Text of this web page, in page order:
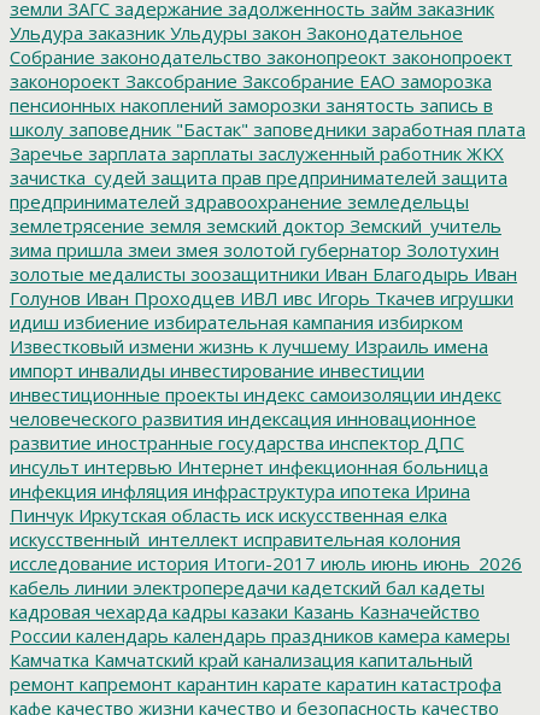
земли ЗАГС задержание задолженность займ заказник
Ульдура заказник Ульдуры закон Законодательное
Собрание законодательство законопреокт законопроект
законороект Заксобрание Заксобрание ЕАО заморозка
пенсионных накоплений заморозки занятость запись в
школу заповедник "Бастак" заповедники заработная плата
Заречье зарплата зарплаты заслуженный работник ЖКХ
зачистка_судей защита прав предпринимателей защита
предпринимателей здравоохранение земледельцы
землетрясение земля земский доктор Земский_учитель
зима пришла змеи змея золотой губернатор Золотухин
золотые медалисты зоозащитники Иван Благодырь Иван
Голунов Иван Проходцев ИВЛ ивс Игорь Ткачев игрушки
идиш избиение избирательная кампания избирком
Известковый измени жизнь к лучшему Израиль имена
импорт инвалиды инвестирование инвестиции
инвестиционные проекты индекс самоизоляции индекс
человеческого развития индексация инновационное
развитие иностранные государства инспектор ДПС
инсульт интервью Интернет инфекционная больница
инфекция инфляция инфраструктура ипотека Ирина
Пинчук Иркутская область иск искусственная елка
искусственный_интеллект исправительная колония
исследование история Итоги-2017 июль июнь июнь_2026
кабель линии электропередачи кадетский бал кадеты
кадровая чехарда кадры казаки Казань Казначейство
России календарь календарь праздников камера камеры
Камчатка Камчатский край канализация капитальный
ремонт капремонт карантин карате каратин катастрофа
кафе качество жизни качество и безопасность качество